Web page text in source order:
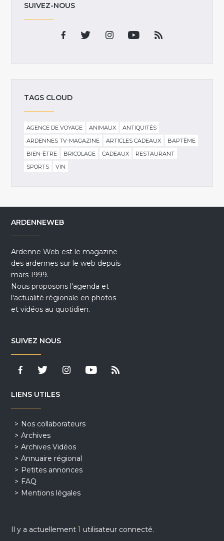
SUIVEZ-NOUS
TAGS CLOUD
AGENCE DE VOYAGE ANIMAUX
ANTIQUITÉS
ARDENNES TV-MAGAZINE
ARTICLES CADEAUX
BAPTÊME
BIEN-ÊTRE
BRICOLAGE CADEAUX
RESTAURANT
SPORTS
VIN
ARDENNEWEB
Ardenne Web est le magazine
des ardennes sur le web depuis
mars 1999.
Nous proposons l'agenda et
l'actualité régionale en photos
et vidéos au quotidien.
SUIVEZ NOUS
LIENS UTILES
Nos collaborateurs
Archives
Archives Vidéos
Annuaire régional
Petites annonces
FAQ
Mentions légales
Il y a actuellement1 utilisateur connecté.